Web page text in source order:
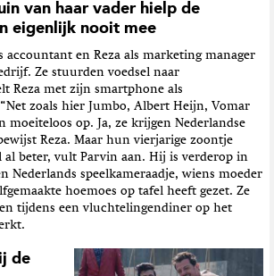
van haar vader hielp de
eigenlijk nooit mee
en Reza als marketing manager
Ze stuurden voedsel naar
Reza met zijn smartphone als
zoals hier Jumbo, Albert Heijn, Vomar
moeiteloos op. Ja, ze krijgen Nederlandse
Reza. Maar hun vierjarige zoontje
al beter, vult Parvin aan. Hij is verderop in
Nederlands speelkameraadje, wiens moeder
hoemoes op tafel heeft gezet. Ze
tijdens een vluchtelingendiner op het
de